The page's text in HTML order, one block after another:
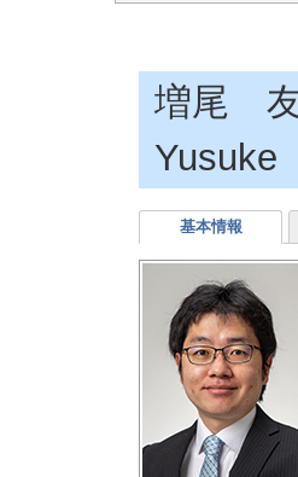
増尾
Yusuke
基本情報